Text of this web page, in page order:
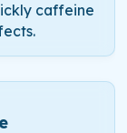
caffeine